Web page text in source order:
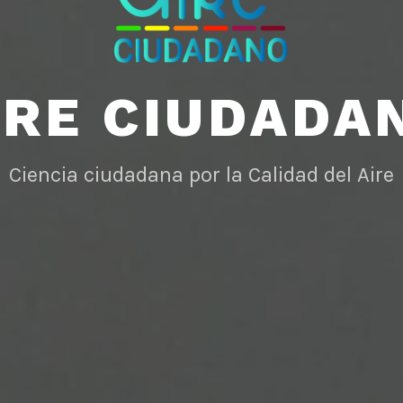
Ciencia ciudadana por la Calidad del Aire